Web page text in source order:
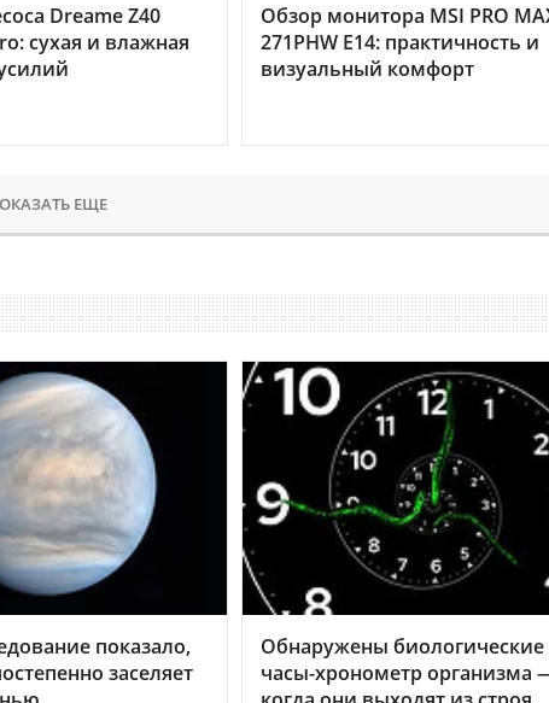
Dreame Z40
сухая и влажная
Обзор монитора MSI PRO
271PHW E14: практичность и
визуальный комфорт
ЕЩЕ
показало,
заселяет
Обнаружены биологические
часы-хронометр организма